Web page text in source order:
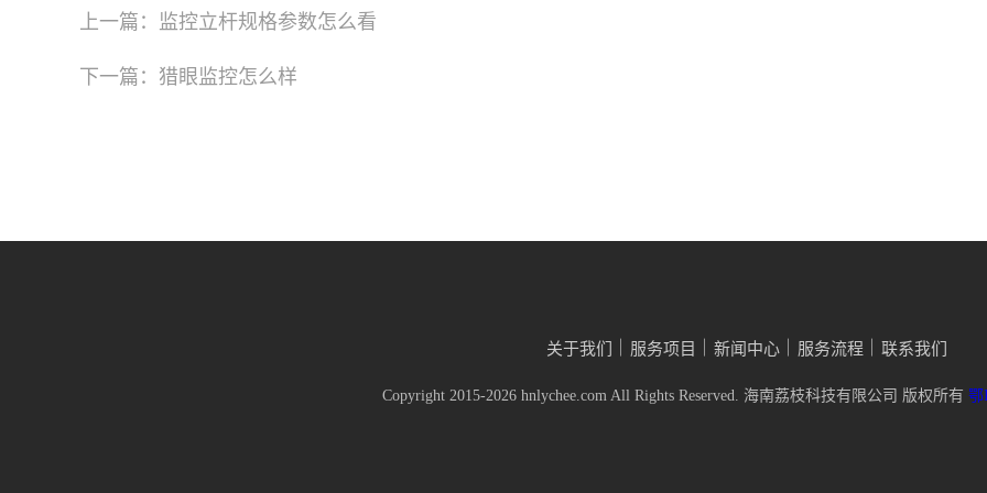
上一篇： 监控立杆规格参数怎么看
下一篇： 猎眼监控怎么样
关于我们 服务项目 新闻中心 服务流程 联系我们
Copyright 2015-2026 hnlychee.com All Rights Reserved. 海南荔枝科技有限公司 版权所有 鄂